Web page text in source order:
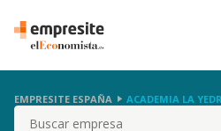
EMPRESITE ESPAÑA ACADEMIA LA
Buscar